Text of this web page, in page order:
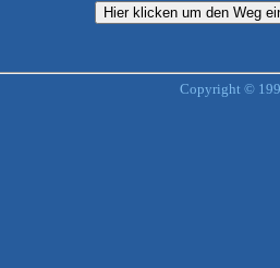
Copyright ©